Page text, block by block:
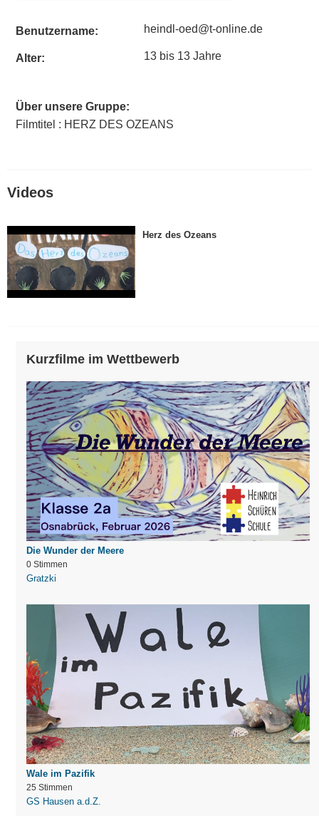
Benutzername: heindl-oed@t-online.de
Alter: 13 bis 13 Jahre
Über unsere Gruppe:
Filmtitel : HERZ DES OZEANS
Videos
Herz des Ozeans
Kurzfilme im Wettbewerb
Die Wunder der Meere
0 Stimmen
Gratzki
Wale im Pazifik
25 Stimmen
GS Hausen a.d.Z.